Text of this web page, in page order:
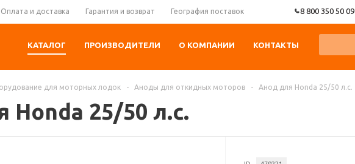
Оплата и доставка Гарантия и возврат География поставок 8 800 350 50 09
КАТАЛОГ ПРОИЗВОДИТЕЛИ О КОМПАНИИ КОНТАКТЫ
для моторных лодок - Аноды для откидных моторов - Анод для Honda 25/50 л.с.
Honda 25/50 л.с.